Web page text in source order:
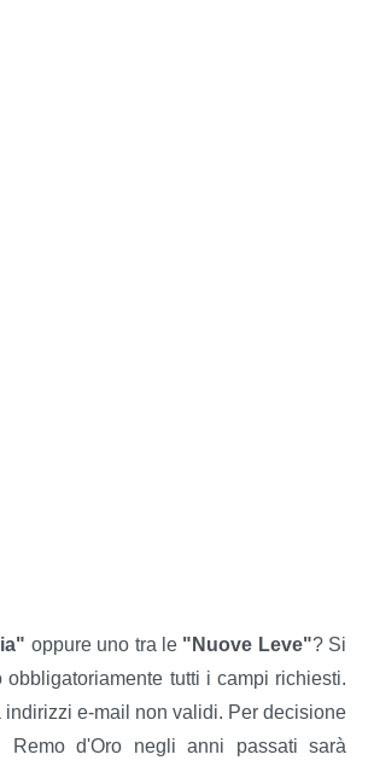
oppure uno tra le "Nuove Leve"? Si
tutti i campi richiesti.
e-mail non validi. Per decisione
d'Oro negli anni passati sarà